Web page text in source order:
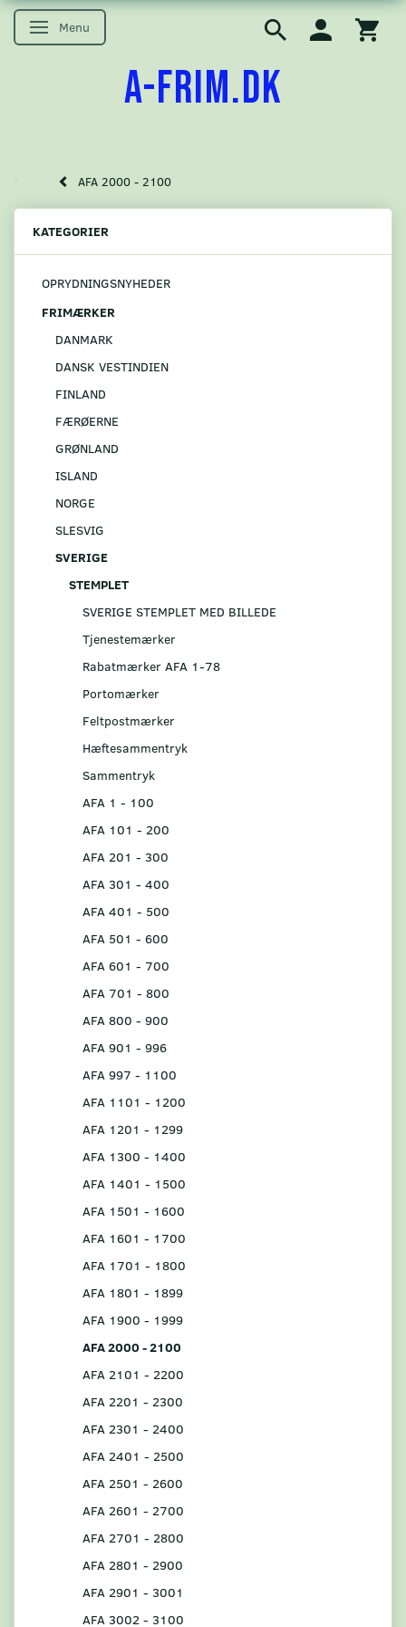
Skifte navigation
Menu
A-FRIM.DK
AFA 2000 - 2100
KATEGORIER
OPRYDNINGSNYHEDER
FRIMÆRKER
DANMARK
DANSK VESTINDIEN
FINLAND
FÆRØERNE
GRØNLAND
ISLAND
NORGE
SLESVIG
SVERIGE
STEMPLET
SVERIGE STEMPLET MED BILLEDE
Tjenestemærker
Rabatmærker AFA 1-78
Portomærker
Feltpostmærker
Hæftesammentryk
Sammentryk
AFA 1 - 100
AFA 101 - 200
AFA 201 - 300
AFA 301 - 400
AFA 401 - 500
AFA 501 - 600
AFA 601 - 700
AFA 701 - 800
AFA 800 - 900
AFA 901 - 996
AFA 997 - 1100
AFA 1101 - 1200
AFA 1201 - 1299
AFA 1300 - 1400
AFA 1401 - 1500
AFA 1501 - 1600
AFA 1601 - 1700
AFA 1701 - 1800
AFA 1801 - 1899
AFA 1900 - 1999
AFA 2000 - 2100
AFA 2101 - 2200
AFA 2201 - 2300
AFA 2301 - 2400
AFA 2401 - 2500
AFA 2501 - 2600
AFA 2601 - 2700
AFA 2701 - 2800
AFA 2801 - 2900
AFA 2901 - 3001
AFA 3002 - 3100